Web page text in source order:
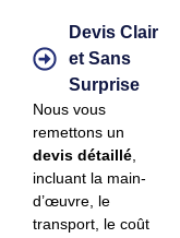
Devis Clair
et Sans
Surprise
Nous vous
remettons un
devis détaillé
incluant la main-
d’œuvre, le
transport, le coût